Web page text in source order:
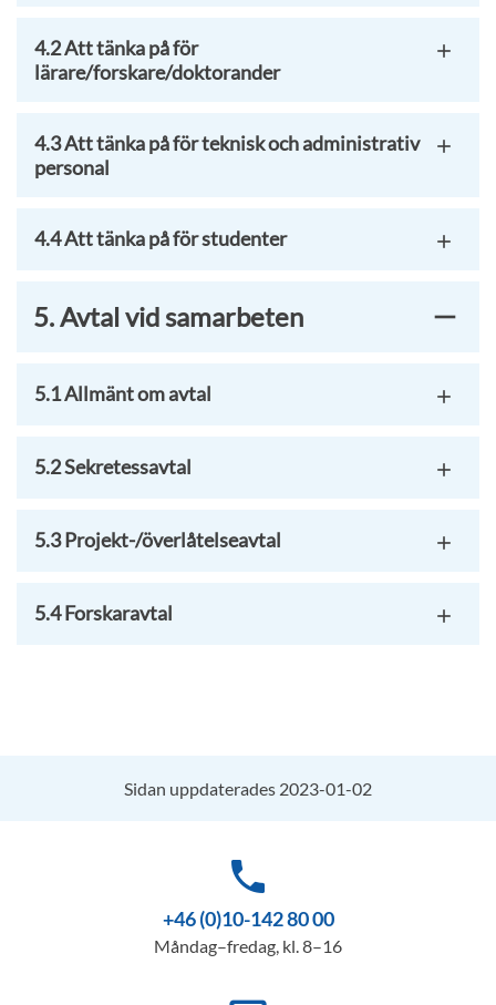
4.2 Att tänka på för
lärare/forskare/doktorander
4.3 Att tänka på för teknisk och administrativ
personal
4.4 Att tänka på för studenter
5. Avtal vid samarbeten
5.1 Allmänt om avtal
5.2 Sekretessavtal
5.3 Projekt-/överlåtelseavtal
5.4 Forskaravtal
Sidan uppdaterades 2023-01-02
phone
+46 (0)10-142 80 00
Måndag–fredag, kl. 8–16